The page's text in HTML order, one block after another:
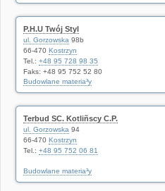
P.H.U Twój Styl
ul. Gorzowska 98b
66-470 Kostrzyn
Tel.: +48 95 728 98 35
Faks: +48 95 752 52 80
Budowlane materia³y
Terbud SC. Kotliñscy C.P.
ul. Gorzowska 94
66-470 Kostrzyn
Tel.: +48 95 752 06 81
Budowlane materia³y